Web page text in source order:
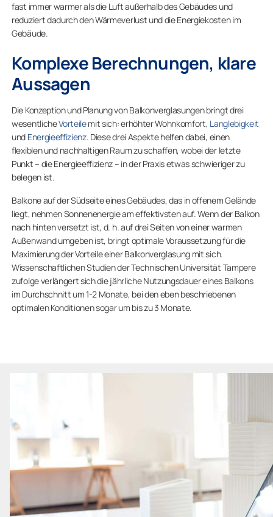
fast immer warmer als die Luft außerhalb des Gebäudes und
reduziert dadurch den Wärmeverlust und die Energiekosten im
Gebäude.
Komplexe Berechnungen, klare
Aussagen
Die Konzeption und Planung von Balkonverglasungen bringt drei
wesentlicheVorteilemit sich: erhöhter Wohnkomfort, Langlebigkeit
und Energieeffizienz. Diese drei Aspekte helfen dabei, einen
flexiblen und nachhaltigen Raum zu schaffen, wobei der letzte
Punkt – die Energieeffizienz – in der Praxis etwas schwieriger zu
belegen ist.
Balkone auf der Südseite eines Gebäudes, das in offenem Gelände
liegt, nehmen Sonnenenergie am effektivsten auf. Wenn der Balkon
nach hinten versetzt ist, d. h. auf drei Seiten von einer warmen
Außenwand umgeben ist, bringt optimale Voraussetzung für die
Maximierung der Vorteile einer Balkonverglasung mit sich.
Wissenschaftlichen Studien der Technischen Universität Tampere
zufolge verlängert sich die jährliche Nutzungsdauer eines Balkons
im Durchschnitt um 1-2 Monate, bei den eben beschriebenen
optimalen Konditionen sogar um bis zu 3 Monate.